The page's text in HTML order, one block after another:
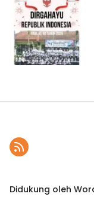
Didukung oleh